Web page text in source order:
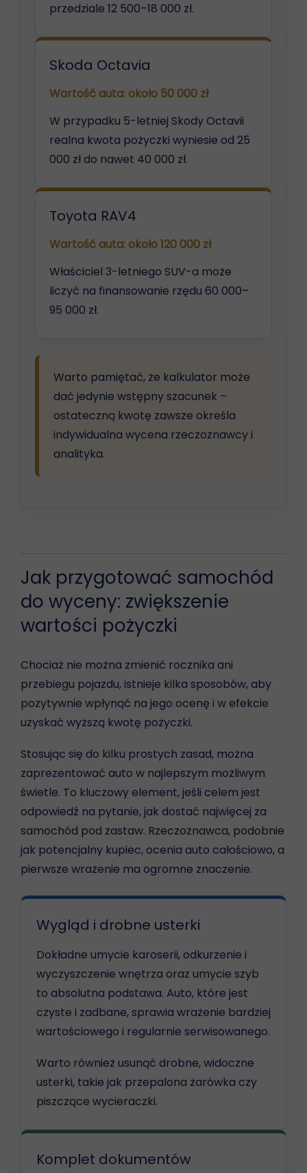
przedziale 12 500–18 000 zł.
Skoda Octavia
Wartość auta: około 50 000 zł
W przypadku 5-letniej Skody Octavii
realna kwota pożyczki wyniesie od 25
000 zł do nawet 40 000 zł.
Toyota RAV4
Wartość auta: około 120 000 zł
Właściciel 3-letniego SUV-a może
liczyć na finansowanie rzędu 60 000–
95 000 zł.
Warto pamiętać, że kalkulator może
dać jedynie wstępny szacunek –
ostateczną kwotę zawsze określa
indywidualna wycena rzeczoznawcy i
analityka.
Jak przygotować samochód
do wyceny: zwiększenie
wartości pożyczki
Chociaż nie można zmienić rocznika ani
przebiegu pojazdu, istnieje kilka sposobów, aby
pozytywnie wpłynąć na jego ocenę i w efekcie
uzyskać wyższą kwotę pożyczki.
Stosując się do kilku prostych zasad, można
zaprezentować auto w najlepszym możliwym
świetle. To kluczowy element, jeśli celem jest
odpowiedź na pytanie, jak dostać najwięcej za
samochód pod zastaw. Rzeczoznawca, podobnie
jak potencjalny kupiec, ocenia auto całościowo, a
pierwsze wrażenie ma ogromne znaczenie.
Wygląd i drobne usterki
Dokładne umycie karoserii, odkurzenie i
wyczyszczenie wnętrza oraz umycie szyb
to absolutna podstawa. Auto, które jest
czyste i zadbane, sprawia wrażenie bardziej
wartościowego i regularnie serwisowanego.
Warto również usunąć drobne, widoczne
usterki, takie jak przepalona żarówka czy
piszczące wycieraczki.
Komplet dokumentów